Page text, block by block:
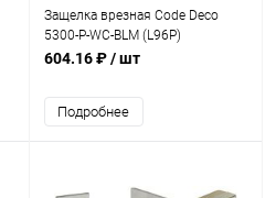
Защелка врезная Code Deco
5300-P-WC-BLM (L96P)
604.16 ₽/ шт
Подробнее